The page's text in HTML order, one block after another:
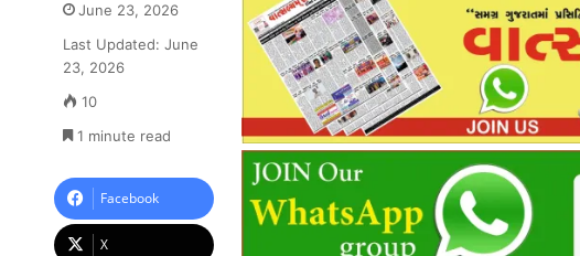
June 23, 2026
Last Updated: June
23, 2026
10
1 minute read
Facebook
X